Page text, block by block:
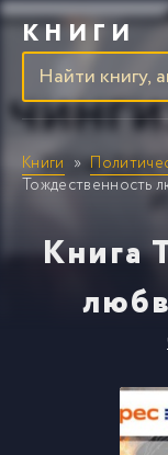
КНИГИ
Книги
Тождественность
Книга